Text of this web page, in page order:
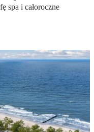
spa i całoroczne